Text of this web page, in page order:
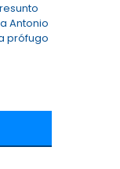
Antonio
prófugo